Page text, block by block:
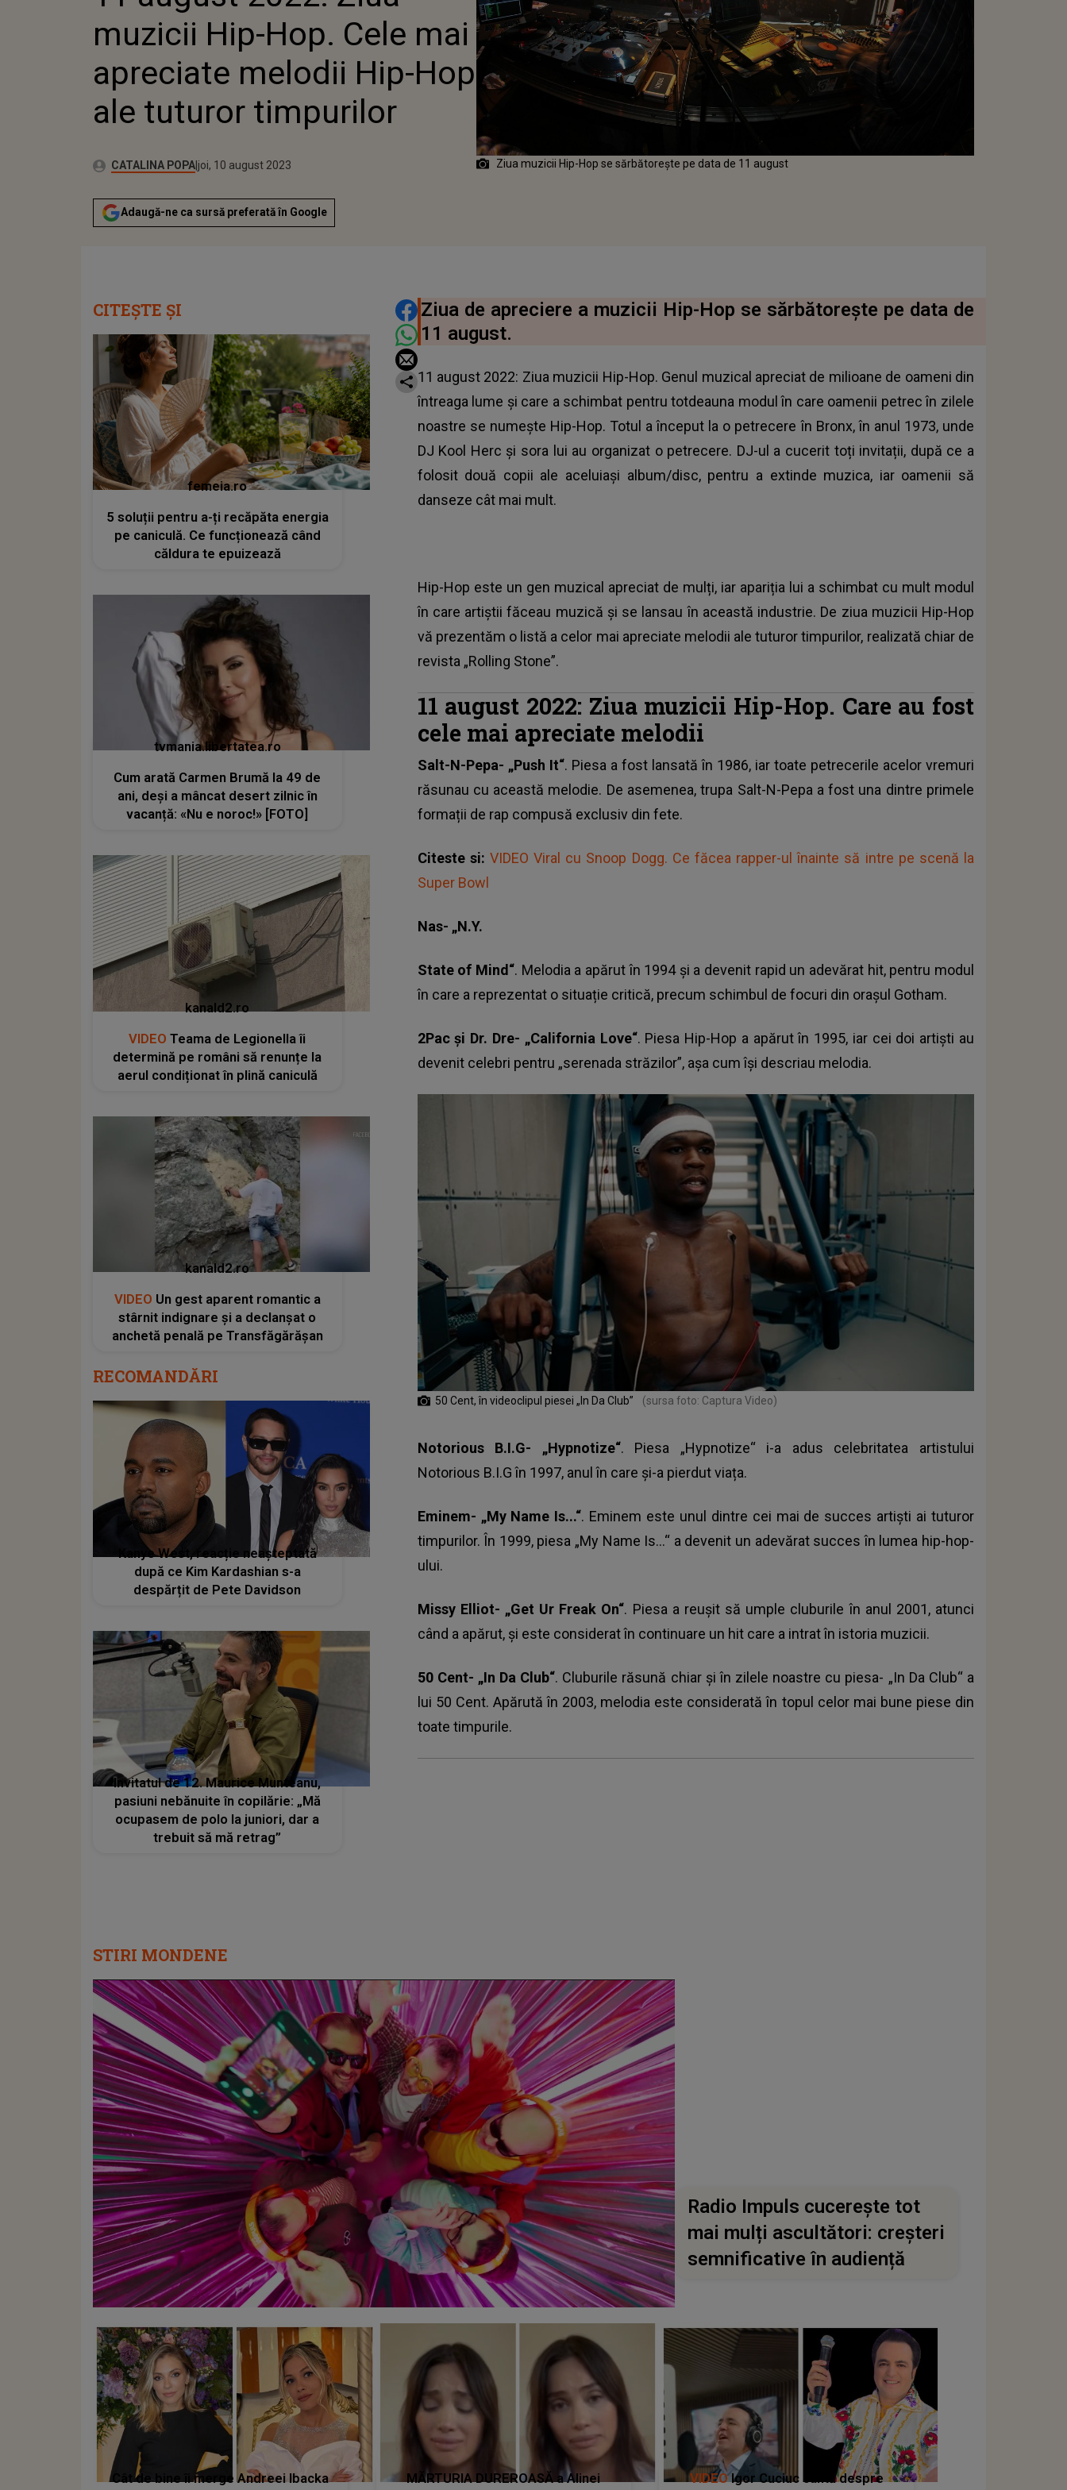
muzicii Hip-Hop. Cele mai
apreciate melodii Hip-Hop
ale tuturor timpurilor
Autor:CATALINA POPAPublicat:
miercuri, 10 august 2022
Actualizat:
joi, 10 august 2023
Adaugă-ne ca sursă preferată în Google
Ziua muzicii Hip-Hop se sărbătorește pe data de 11 august
DISTRIBUIE ARTICOLUL
Ziua de apreciere a muzicii Hip-Hop se sărbătorește pe data de
11 august.
11 august 2022: Ziua muzicii Hip-Hop. Genul muzical apreciat de milioane de oameni din
întreaga lume și care a schimbat pentru totdeauna modul în care oamenii petrec în zilele
noastre se numește Hip-Hop. Totul a început la o petrecere în Bronx, în anul 1973, unde
DJ Kool Herc și sora lui au organizat o petrecere. DJ-ul a cucerit toți invitații, după ce a
folosit două copii ale aceluiași album/disc, pentru a extinde muzica, iar oamenii să
danseze cât mai mult.
Hip-Hop este un gen muzical apreciat de mulți, iar apariția lui a schimbat cu mult modul
în care artiștii făceau muzică și se lansau în această industrie. De ziua muzicii Hip-Hop
vă prezentăm o listă a celor mai apreciate melodii ale tuturor timpurilor, realizată chiar de
revista „Rolling Stone”.
11 august 2022: Ziua muzicii Hip-Hop. Care au fost
cele mai apreciate melodii
Salt-N-Pepa- „Push It“. Piesa a fost lansată în 1986, iar toate petrecerile acelor vremuri
răsunau cu această melodie. De asemenea, trupa Salt-N-Pepa a fost una dintre primele
formații de rap compusă exclusiv din fete.
Citeste si: VIDEO Viral cu Snoop Dogg. Ce făcea rapper-ul înainte să intre pe scenă la
Super Bowl
Nas- „N.Y.
State of Mind“. Melodia a apărut în 1994 și a devenit rapid un adevărat hit, pentru modul
în care a reprezentat o situație critică, precum schimbul de focuri din orașul Gotham.
2Pac şi Dr. Dre- „California Love“. Piesa Hip-Hop a apărut în 1995, iar cei doi artiști au
devenit celebri pentru „serenada străzilor”, așa cum își descriau melodia.
50 Cent, în videoclipul piesei „In Da Club” (sursa foto: Captura Video)
Notorious B.I.G- „Hypnotize“. Piesa „Hypnotize“ i-a adus celebritatea artistului
Notorious B.I.G în 1997, anul în care și-a pierdut viața.
Eminem- „My Name Is...“. Eminem este unul dintre cei mai de succes artiști ai tuturor
timpurilor. În 1999, piesa „My Name Is...“ a devenit un adevărat succes în lumea hip-hop-
ului.
Missy Elliot- „Get Ur Freak On“. Piesa a reușit să umple cluburile în anul 2001, atunci
când a apărut, și este considerat în continuare un hit care a intrat în istoria muzicii.
50 Cent- „In Da Club“. Cluburile răsună chiar și în zilele noastre cu piesa- „In Da Club“ a
lui 50 Cent. Apărută în 2003, melodia este considerată în topul celor mai bune piese din
toate timpurile.
CITEȘTE ȘI
femeia.ro
5 soluții pentru a-ți recăpăta energia
pe caniculă. Ce funcționează când
căldura te epuizează
tvmania.libertatea.ro
Cum arată Carmen Brumă la 49 de
ani, deși a mâncat desert zilnic în
vacanță: «Nu e noroc!» [FOTO]
kanald2.ro
VIDEO Teama de Legionella îi
determină pe români să renunțe la
aerul condiționat în plină caniculă
kanald2.ro
VIDEO Un gest aparent romantic a
stârnit indignare și a declanșat o
anchetă penală pe Transfăgărășan
RECOMANDĂRI
Kanye West, reacție neașteptată
după ce Kim Kardashian s-a
despărțit de Pete Davidson
Invitatul de 12. Maurice Munteanu,
pasiuni nebănuite în copilărie: „Mă
ocupasem de polo la juniori, dar a
trebuit să mă retrag”
STIRI MONDENE
Radio Impuls cucerește tot
mai mulți ascultători: creșteri
semnificative în audiență
Cât de bine îi merge Andreei Ibacka
MĂRTURIA DUREROASĂ a Alinei
VIDEOIgor Cuciuc cântă despre